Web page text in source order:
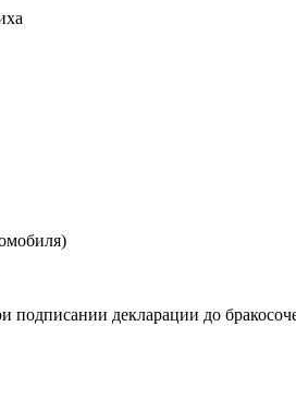
подписании декларации до